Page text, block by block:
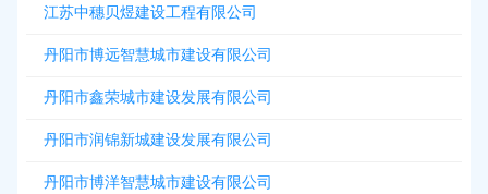
江苏中穗贝煜建设工程有限公司
丹阳市博远智慧城市建设有限公司
丹阳市鑫荣城市建设发展有限公司
丹阳市润锦新城建设发展有限公司
丹阳市博洋智慧城市建设有限公司